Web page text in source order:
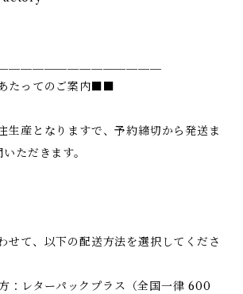
たってのご案内■■
生産となりますで、予約締切から発送ま
ただきます。
せて、以下の配送方法を選択してくださ
：レターパックプラス（全国一律 600